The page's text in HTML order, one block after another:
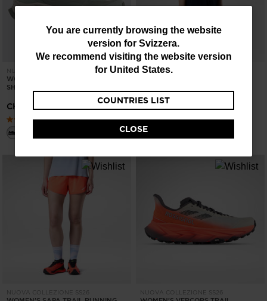
You
are
website
version
for
Svizzera
We
recommend
visiting
website
You are currently browsing the website
version for Svizzera.
We recommend visiting the website version
for United States.
COUNTRIES LIST
CLOSE
NUOVA COLLEZIONE SS26
WOMEN'S ALTIRIDGE LOW HIKING
SHOES
CHF 155,00
NUOVA COLLEZIONE SS26
CHF 55,00
NUOVA COLLEZIONE SS26 NUOVA COLLEZIONE SS26